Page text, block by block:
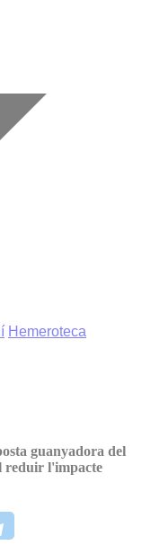
Hemeroteca
guanyadora del
reduir l'impacte